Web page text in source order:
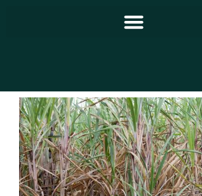
Principal
Notícias
Programação
Equipe